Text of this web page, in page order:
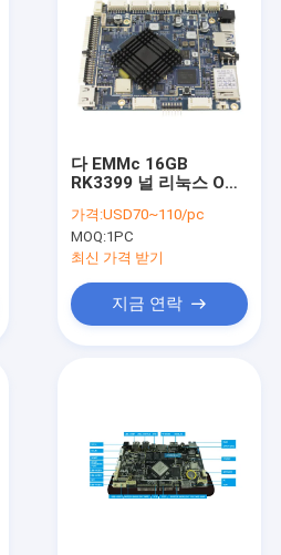
다 EMMc 16GB
RK3399 널 리눅스 OS -
소에 수로를 열으십시오
가격:USD70~110/pc
MOQ:1PC
최신 가격 받기
지금 연락